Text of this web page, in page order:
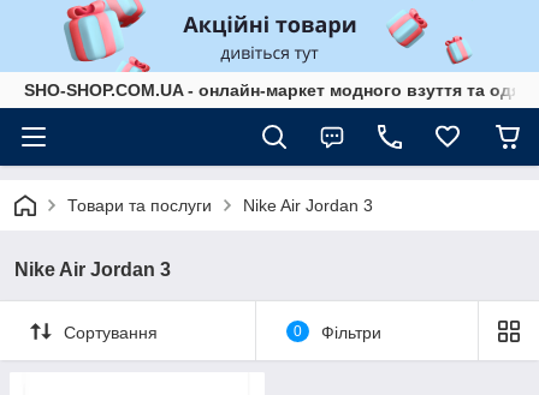
SHO-SHOP.COM.UA - онлайн-маркет модного взуття та
Товари та послуги Nike Air Jordan 3
Nike Air Jordan 3
Сортування 0 Фільтри